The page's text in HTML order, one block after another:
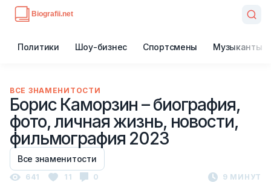
Политики Шоу-бизнес Спортсмены Музыканты
ВСЕ ЗНАМЕНИТОСТИ
Борис Каморзин – биография,
фото, личная жизнь, новости,
фильмография 2023
Все знаменитости
641 11 0
9 МИНУТ